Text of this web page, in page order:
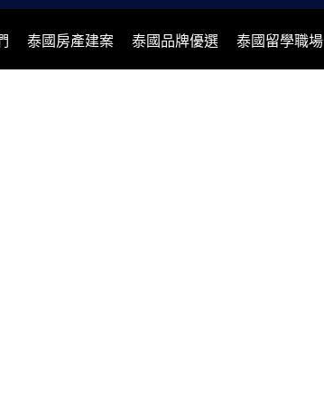
泰國房產建案 泰國品牌優選 泰國留學職場